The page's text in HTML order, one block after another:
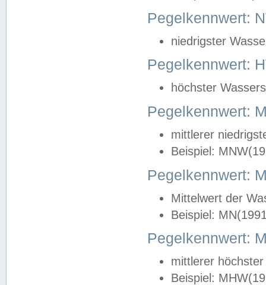
Pegelkennwert:
niedrigster
Pegelkennwert:
höchster
Pegelkennwert:
mittlerer
Beispiel:
Pegelkennwert:
Mittelwert der
Beispiel:
Pegelkennwert:
mittlerer
Beispiel: